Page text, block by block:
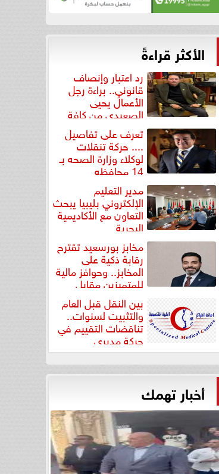
الأكثر قراءةً
رد اعتبار وإنصاف
قانوني.. براءة رجل
الأعمال يحيى
الصعيدي من كافة
التهم... تعرف على تفاصيل
.... حركة تنقلات
لوكلاء وزارة الصحه بـ
14 محافظه
مدير التعليم
الإلكتروني بليبيا يبحث
التعاون مع الأكاديمية
البحرية
مخابز بورسعيد تقترح
رقابة ذكية على
المخابز.. وحوافز مالية
للمتميزين مقابل
بين النقل قبل العام
والتثبيت لسنوات..
تناقضات التقييم في
حركة مديري
”مستشفيات...
أخبار تهمك